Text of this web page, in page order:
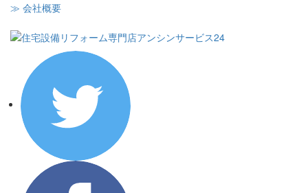
≫ 会社概要